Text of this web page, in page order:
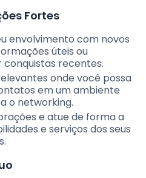
Fortes
envolvimento com novos
úteis ou
recentes.
onde você possa
em um ambiente
o networking.
e atue de forma a
e serviços dos seus